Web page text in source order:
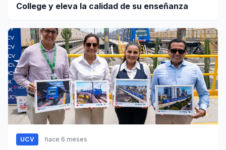
College y eleva la calidad de su enseñanza
UCV hace 6 meses